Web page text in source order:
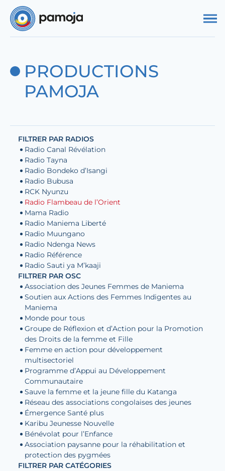
PRODUCTIONS
PAMOJA
FILTRER PAR RADIOS
Radio Canal Révélation
Radio Tayna
Radio Bondeko d’Isangi
Radio Bubusa
RCK Nyunzu
Radio Flambeau de l’Orient
Mama Radio
Radio Maniema Liberté
Radio Muungano
Radio Ndenga News
Radio Référence
Radio Sauti ya M’kaaji
FILTRER PAR OSC
Association des Jeunes Femmes de Maniema
Soutien aux Actions des Femmes Indigentes au
Maniema
Monde pour tous
Groupe de Réflexion et d’Action pour la Promotion
des Droits de la femme et Fille
Femme en action pour développement
multisectoriel
Programme d’Appui au Développement
Communautaire
Sauve la femme et la jeune fille du Katanga
Réseau des associations congolaises des jeunes
Émergence Santé plus
Karibu Jeunesse Nouvelle
Bénévolat pour l’Enfance
Association paysanne pour la réhabilitation et
protection des pygmées
FILTRER PAR CATÉGORIES